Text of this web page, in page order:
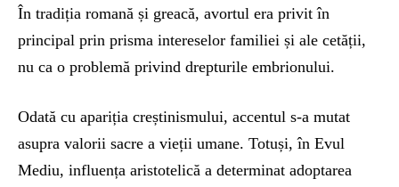
În tradiția romană și greacă, avortul era privit în
principal prin prisma intereselor familiei și ale cetății,
nu ca o problemă privind drepturile embrionului.
Odată cu apariția creștinismului, accentul s-a mutat
asupra valorii sacre a vieții umane. Totuși, în Evul
Mediu, influența aristotelică a determinat adoptarea